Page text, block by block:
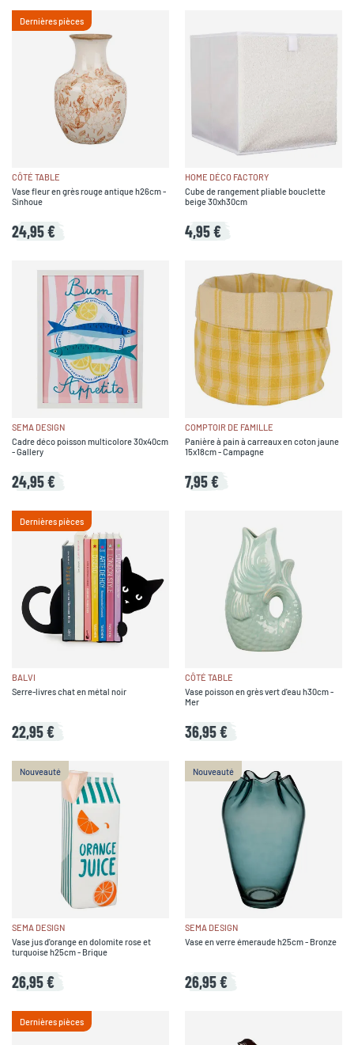
Dernières pièces
CÔTÉ TABLE
Vase fleur en grès rouge antique h26cm -
Sinhoue
24,95 €
HOME DÉCO FACTORY
Cube de rangement pliable bouclette
beige 30xh30cm
4,95 €
SEMA DESIGN
Cadre déco poisson multicolore 30x40cm
- Gallery
24,95 €
COMPTOIR DE FAMILLE
Panière à pain à carreaux en coton jaune
15x18cm - Campagne
7,95 €
Dernières pièces
BALVI
Serre-livres chat en métal noir
22,95 €
CÔTÉ TABLE
Vase poisson en grès vert d'eau h30cm -
Mer
36,95 €
Nouveauté
SEMA DESIGN
Vase jus d'orange en dolomite rose et
turquoise h25cm - Brique
26,95 €
Nouveauté
SEMA DESIGN
Vase en verre émeraude h25cm - Bronze
26,95 €
Dernières pièces